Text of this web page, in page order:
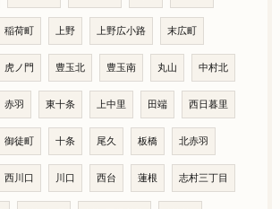
稲荷町 上野 上野広小路 末広町
虎ノ門 豊玉北 豊玉南 丸山 中村北
赤羽 東十条 上中里 田端 西日暮里
御徒町 十条 尾久 板橋 北赤羽
西川口 川口 西台 蓮根 志村三丁目